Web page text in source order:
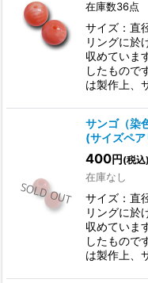
在庫数36点
サイズ：直
リングに於
収めていま
したもので
は製作上、
サンゴ（染
(サイズペ
400円 (税込)
在庫なし
サイズ：直
リングに於
収めていま
したもので
は製作上、